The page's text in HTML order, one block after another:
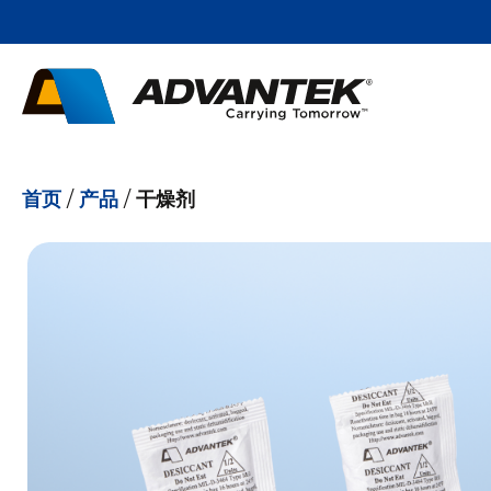
首页 / 产品 / 干燥剂